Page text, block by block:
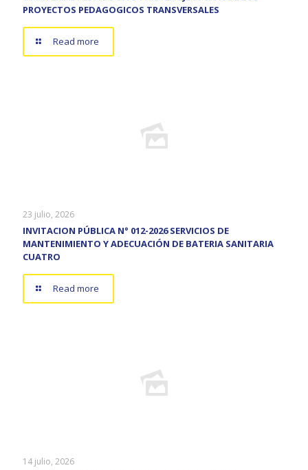
PROYECTOS PEDAGOGICOS TRANSVERSALES
Read more
23 julio, 2026
INVITACION PÚBLICA N° 012-2026 SERVICIOS DE
MANTENIMIENTO Y ADECUACIÓN DE BATERIA SANITARIA
CUATRO
Read more
14 julio, 2026